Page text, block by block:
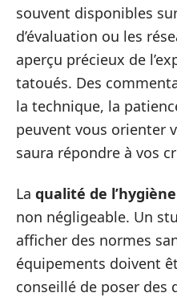
souvent disponibles
d’évaluation ou les
aperçu précieux de
tatoués. Des
la technique, la
peuvent vous orienter
saura répondre à vos
La qualité de l’hygiène
non négligeable. Un
afficher des normes
équipements doivent
conseillé de poser des